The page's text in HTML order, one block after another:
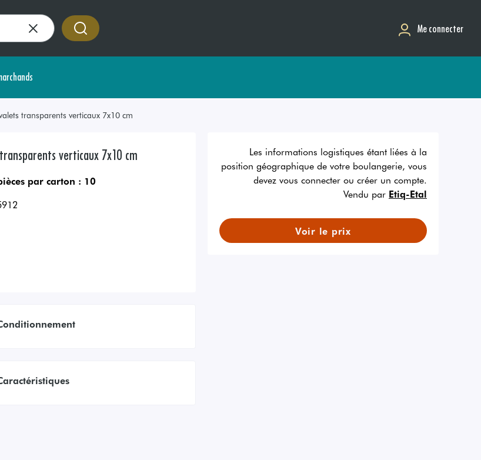
Me connecter
transparents verticaux 7x10 cm
verticaux 7x10 cm
par carton : 10
Les informations logistiques étant liées à la
position géographique de votre boulangerie, vous
devez vous connecter ou créer un compte.
Vendu par Etiq-Etal
Voir le prix